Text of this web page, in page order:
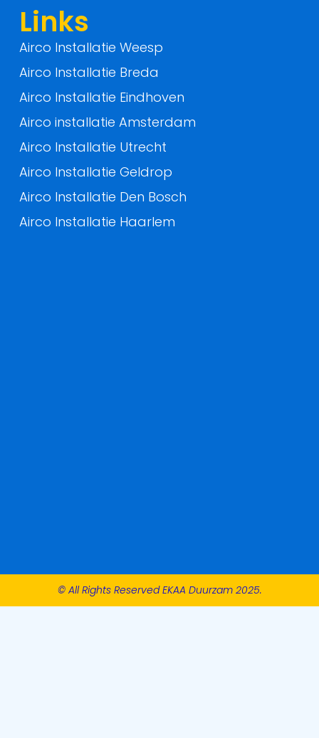
Links
Airco Installatie Weesp
Airco Installatie Breda
Airco Installatie Eindhoven
Airco installatie Amsterdam
Airco Installatie Utrecht
Airco Installatie Geldrop
Airco Installatie Den Bosch
Airco Installatie Haarlem
© All Rights Reserved EKAA Duurzam 2025.